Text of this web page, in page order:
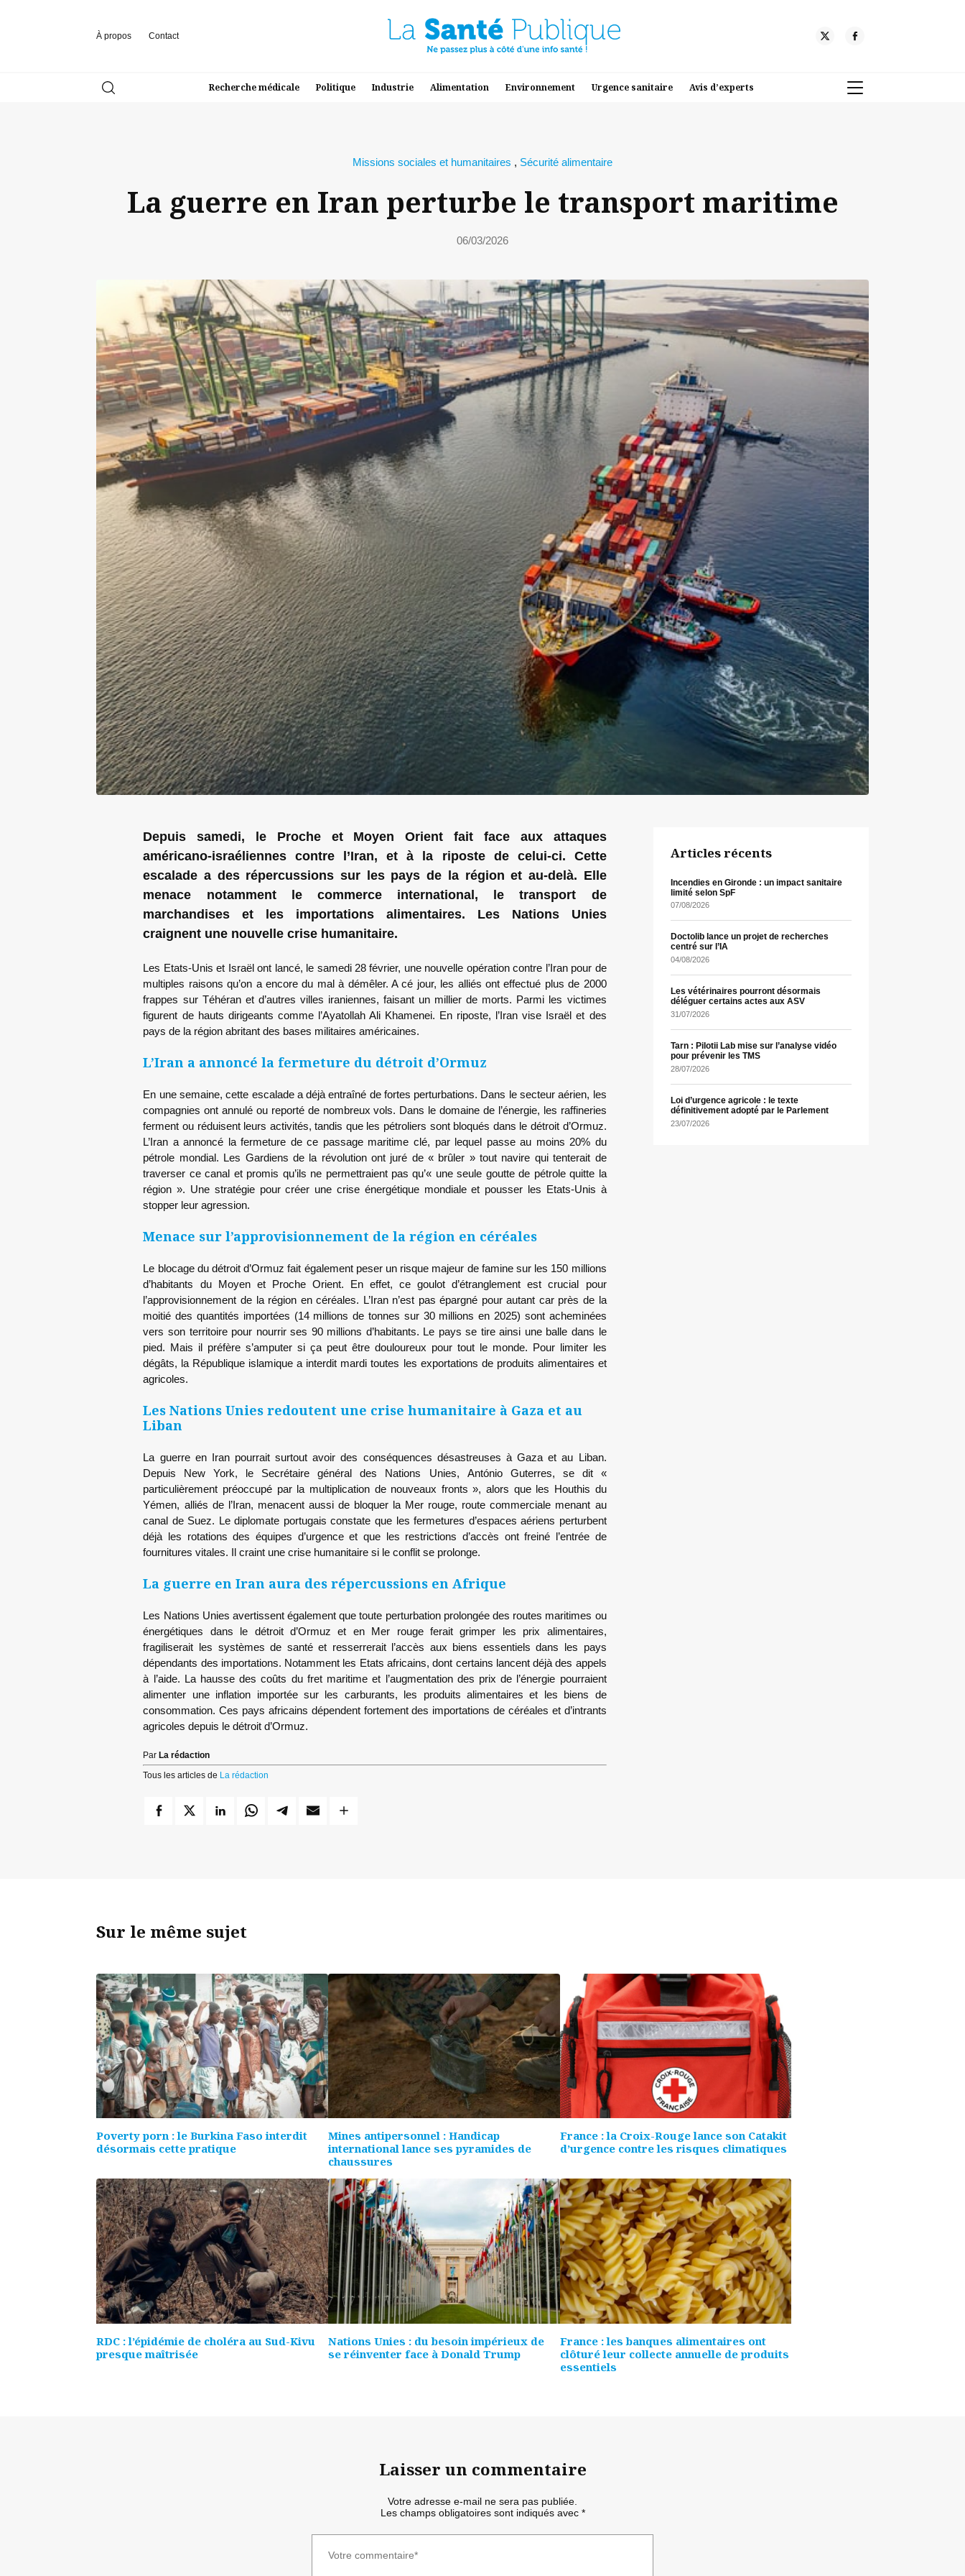
À propos Contact
Recherche médicale Politique Industrie Alimentation Environnement Urgence sanitaire Avis d’experts
Missions sociales et humanitaires , Sécurité alimentaire
La guerre en Iran perturbe le transport maritime
06/03/2026
Depuis samedi, le Proche et Moyen Orient fait face aux attaques
américano-israéliennes contre l’Iran, et à la riposte de celui-ci. Cette
escalade a des répercussions sur les pays de la région et au-delà. Elle
menace notamment le commerce international, le transport de
marchandises et les importations alimentaires. Les Nations Unies
craignent une nouvelle crise humanitaire.
Les Etats-Unis et Israël ont lancé, le samedi 28 février, une nouvelle opération contre l’Iran pour de
multiples raisons qu’on a encore du mal à démêler. A cé jour, les alliés ont effectué plus de 2000
frappes sur Téhéran et d’autres villes iraniennes, faisant un millier de morts. Parmi les victimes
figurent de hauts dirigeants comme l’Ayatollah Ali Khamenei. En riposte, l’Iran vise Israël et des
pays de la région abritant des bases militaires américaines.
L’Iran a annoncé la fermeture du détroit d’Ormuz
En une semaine, cette escalade a déjà entraîné de fortes perturbations. Dans le secteur aérien, les
compagnies ont annulé ou reporté de nombreux vols. Dans le domaine de l’énergie, les raffineries
ferment ou réduisent leurs activités, tandis que les pétroliers sont bloqués dans le détroit d’Ormuz.
L’Iran a annoncé la fermeture de ce passage maritime clé, par lequel passe au moins 20% du
pétrole mondial. Les Gardiens de la révolution ont juré de « brûler » tout navire qui tenterait de
traverser ce canal et promis qu’ils ne permettraient pas qu’« une seule goutte de pétrole quitte la
région ». Une stratégie pour créer une crise énergétique mondiale et pousser les Etats-Unis à
stopper leur agression.
Menace sur l’approvisionnement de la région en céréales
Le blocage du détroit d’Ormuz fait également peser un risque majeur de famine sur les 150 millions
d’habitants du Moyen et Proche Orient. En effet, ce goulot d’étranglement est crucial pour
l’approvisionnement de la région en céréales. L’Iran n’est pas épargné pour autant car près de la
moitié des quantités importées (14 millions de tonnes sur 30 millions en 2025) sont acheminées
vers son territoire pour nourrir ses 90 millions d’habitants. Le pays se tire ainsi une balle dans le
pied. Mais il préfère s’amputer si ça peut être douloureux pour tout le monde. Pour limiter les
dégâts, la République islamique a interdit mardi toutes les exportations de produits alimentaires et
agricoles.
Les Nations Unies redoutent une crise humanitaire à Gaza et au
Liban
La guerre en Iran pourrait surtout avoir des conséquences désastreuses à Gaza et au Liban.
Depuis New York, le Secrétaire général des Nations Unies, António Guterres, se dit «
particulièrement préoccupé par la multiplication de nouveaux fronts », alors que les Houthis du
Yémen, alliés de l’Iran, menacent aussi de bloquer la Mer rouge, route commerciale menant au
canal de Suez. Le diplomate portugais constate que les fermetures d’espaces aériens perturbent
déjà les rotations des équipes d’urgence et que les restrictions d’accès ont freiné l’entrée de
fournitures vitales. Il craint une crise humanitaire si le conflit se prolonge.
La guerre en Iran aura des répercussions en Afrique
Les Nations Unies avertissent également que toute perturbation prolongée des routes maritimes ou
énergétiques dans le détroit d’Ormuz et en Mer rouge ferait grimper les prix alimentaires,
fragiliserait les systèmes de santé et resserrerait l’accès aux biens essentiels dans les pays
dépendants des importations. Notamment les Etats africains, dont certains lancent déjà des appels
à l’aide. La hausse des coûts du fret maritime et l’augmentation des prix de l’énergie pourraient
alimenter une inflation importée sur les carburants, les produits alimentaires et les biens de
consommation. Ces pays africains dépendent fortement des importations de céréales et d’intrants
agricoles depuis le détroit d’Ormuz.
Par La rédaction
Tous les articles de La rédaction
Articles récents
Incendies en Gironde : un impact sanitaire
limité selon SpF
07/08/2026
Doctolib lance un projet de recherches
centré sur l’IA
04/08/2026
Les vétérinaires pourront désormais
déléguer certains actes aux ASV
31/07/2026
Tarn : Pilotii Lab mise sur l’analyse vidéo
pour prévenir les TMS
28/07/2026
Loi d’urgence agricole : le texte
définitivement adopté par le Parlement
23/07/2026
Sur le même sujet
Poverty porn : le Burkina Faso interdit
désormais cette pratique
Mines antipersonnel : Handicap
international lance ses pyramides de
chaussures
France : la Croix-Rouge lance son Catakit
d’urgence contre les risques climatiques
RDC : l’épidémie de choléra au Sud-Kivu
presque maîtrisée
Nations Unies : du besoin impérieux de
se réinventer face à Donald Trump
France : les banques alimentaires ont
clôturé leur collecte annuelle de produits
essentiels
Laisser un commentaire
Votre adresse e-mail ne sera pas publiée.
Les champs obligatoires sont indiqués avec *